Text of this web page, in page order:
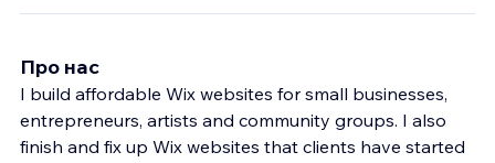
Про нас
I build affordable Wix websites for small businesses,
entrepreneurs, artists and community groups. I also
finish and fix up Wix websites that clients have started